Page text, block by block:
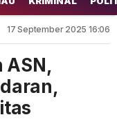
17 September 2025 16:06
ASN,